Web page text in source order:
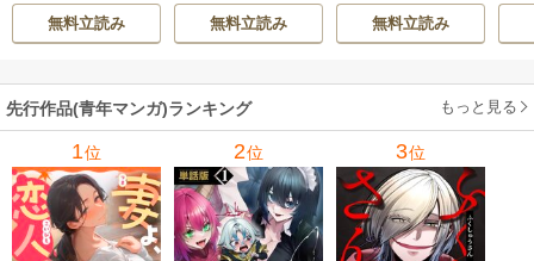
たので、外れスキ
ル【テイム】を駆
してみた
可也
無料立読み
無料立読み
フは不要と勇者パ
ーティーを追い出
魔王軍の最高幹部
に迎えられる～
ル／SBクリエイテ
ィブ刊）/蚕堂j1
六/ユウヒ
無料立読み
Ａ
先行作品(青年マンガ)ランキング もっと見る
1位 2位 3位